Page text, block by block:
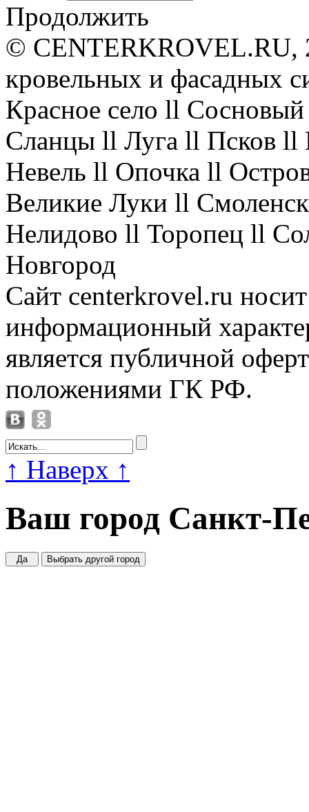
Продолжить
© CENTERKROVEL.RU,
кровельных и фасадных
Красное село ll
Сланцы ll Луга ll Псков
Невель ll Опочка ll
Великие Луки ll
Нелидово ll Торопец ll
Новгород
Сайт centerkrovel.ru
информационный
является публичной
положениями ГК РФ.
↑ Наверх ↑
Ваш город Санкт-
Да Выбрать другой город